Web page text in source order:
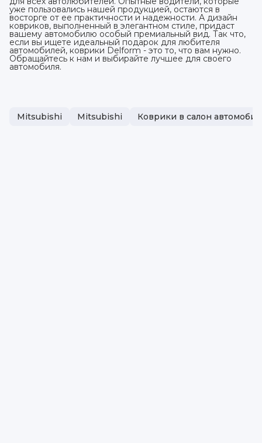
уже пользовались нашей продукцией, остаются в
восторге от ее практичности и надежности. А дизайн
ковриков, выполненный в элегантном стиле, придаст
вашему автомобилю особый премиальный вид. Так что,
если вы ищете идеальный подарок для любителя
автомобилей, коврики Delform - это то, что вам нужно.
Обращайтесь к нам и выбирайте лучшее для своего
автомобиля.
Mitsubishi Mitsubishi Коврики в салон